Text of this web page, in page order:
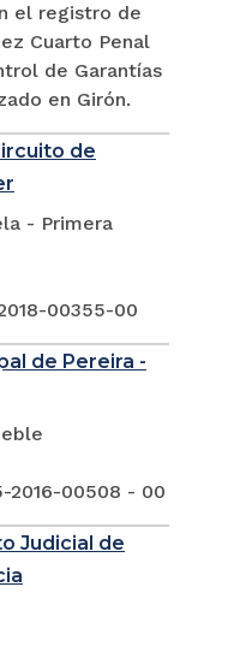
el registro de
Cuarto Penal
de Garantías
en Girón.
de
- Primera
00355-00
de Pereira -
2016-00508 - 00
Judicial de